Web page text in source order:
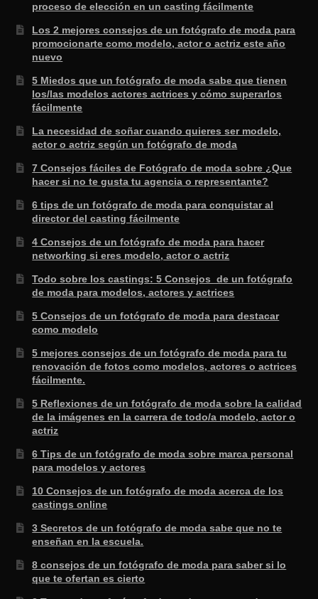
proceso de elección en un casting fácilmente
Los 2 mejores consejos de un fotógrafo de moda para
promocionarte como modelo, actor o actriz este año
nuevo
5 Miedos que un fotógrafo de moda sabe que tienen
los/las modelos actores actrices y cómo superarlos
fácilmente
La necesidad de soñar cuando quieres ser modelo,
actor o actriz según un fotógrafo de moda
7 Consejos fáciles de Fotógrafo de moda sobre ¿Que
hacer si no te gusta tu agencia o representante?
6 tips de un fotógrafo de moda para conquistar al
director del casting fácilmente
4 Consejos de un fotógrafo de moda para hacer
networking si eres modelo, actor o actriz
Todo sobre los castings: 5 Consejos de un fotógrafo
de moda para modelos, actores y actrices
5 Consejos de un fotógrafo de moda para destacar
como modelo
5 mejores consejos de un fotógrafo de moda para tu
renovación de fotos como modelos, actores o actrices
fácilmente.
5 Reflexiones de un fotógrafo de moda sobre la calidad
de la imágenes en la carrera de todo/a modelo, actor o
actriz
6 Tips de un fotógrafo de moda sobre marca personal
para modelos y actores
10 Consejos de un fotógrafo de moda acerca de los
castings online
3 Secretos de un fotógrafo de moda sabe que no te
enseñan en la escuela.
8 consejos de un fotógrafo de moda para saber si lo
que te ofertan es cierto